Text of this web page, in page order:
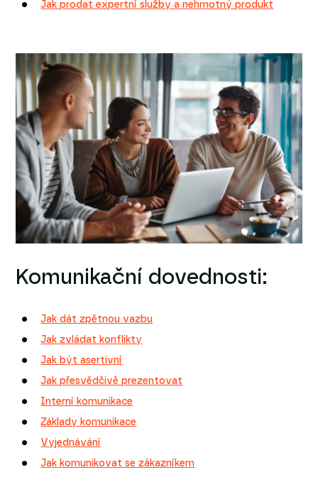
Jak prodat expertní služby a nehmotný produkt
Komunikační dovednosti:
Jak dát zpětnou vazbu
Jak zvládat konflikty
Jak být asertivní
Jak přesvědčivě prezentovat
Interní komunikace
Základy komunikace
Vyjednávání
Jak komunikovat se zákazníkem